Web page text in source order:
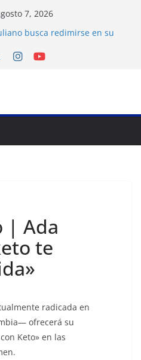
7, 2026
busca redimirse en su
culmina muestra
Vida Gloss abre
| Ada
te
radicada en
ofrecerá su
Keto» en las